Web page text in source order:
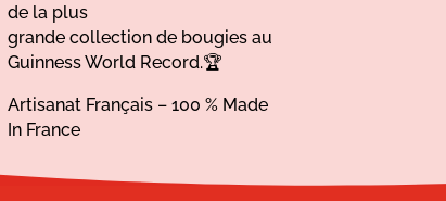
de la plus
grande collection de bougies au
Guinness World Record.🏆
Artisanat Français – 100 % Made
In France